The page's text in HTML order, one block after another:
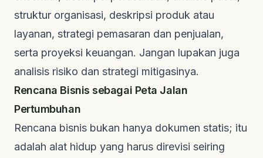
struktur organisasi, deskripsi produk atau
layanan, strategi pemasaran dan penjualan,
serta proyeksi keuangan. Jangan lupakan juga
analisis risiko dan strategi mitigasinya.
Rencana Bisnis sebagai Peta Jalan
Pertumbuhan
Rencana bisnis bukan hanya dokumen statis; itu
adalah alat hidup yang harus direvisi seiring